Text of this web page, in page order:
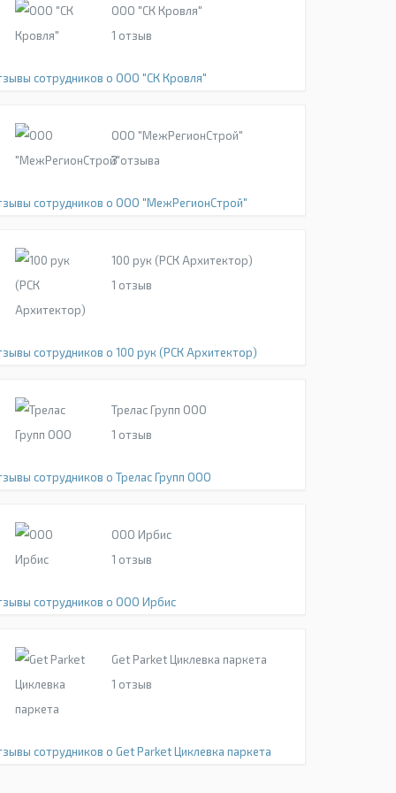
ООО "СК Кровля"
1 отзыв
сотрудников о ООО "СК Кровля"
ООО "МежРегионСтрой"
3отзыва
сотрудников о ООО "МежРегионСтрой"
100 рук (РСК Архитектор)
1 отзыв
сотрудников о 100 рук (РСК Архитектор)
Трелас Групп ООО
1 отзыв
сотрудников о Трелас Групп ООО
ООО Ирбис
1 отзыв
сотрудников о ООО Ирбис
Get Parket Циклевка паркета
1 отзыв
сотрудников о Get Parket Циклевка паркета